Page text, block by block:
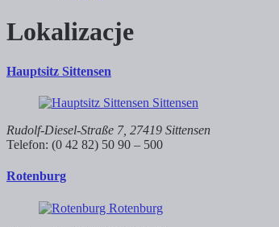
Lokalizacje
Hauptsitz Sittensen
Rudolf-Diesel-Straße 7, 27419 Sittensen
Telefon: (0 42 82) 50 90 – 500
Rotenburg